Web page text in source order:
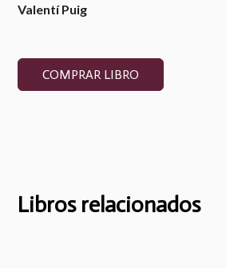
Valentí Puig
COMPRAR LIBRO
Libros relacionados